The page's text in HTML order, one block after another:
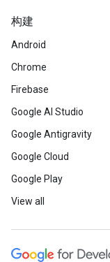
构建
Android
Chrome
Firebase
Google AI Studio
Google Antigravity
Google Cloud
Google Play
View all